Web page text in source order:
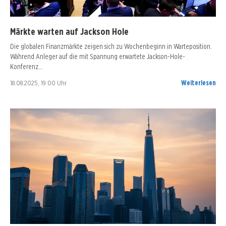
Märkte warten auf Jackson Hole
Die globalen Finanzmärkte zeigen sich zu Wochenbeginn in Warteposition.
Während Anleger auf die mit Spannung erwartete Jackson-Hole-
Konferenz…
18.08.2025, 19:00 Uhr Weiterlesen